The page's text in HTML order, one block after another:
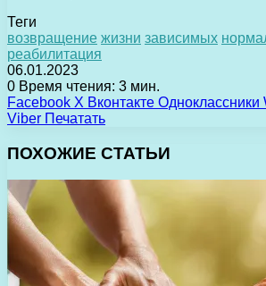
Теги
возвращение жизни зависимых
реабилитация
06.01.2023
0 Время чтения: 3 мин.
Facebook X Вконтакте Одноклассники
Viber Печатать
ПОХОЖИЕ СТАТЬИ